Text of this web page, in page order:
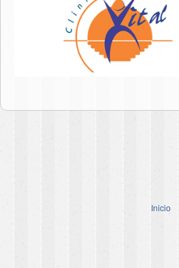
Inicio